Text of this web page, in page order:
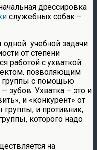
дрессировка
служебных собак –
учебной задачи
от степени
работой с ухваткой.
позволяющим
группы с помощью
зубов. Ухватка – это и
и «конкурент» от
группы, и противник,
которого надо
на